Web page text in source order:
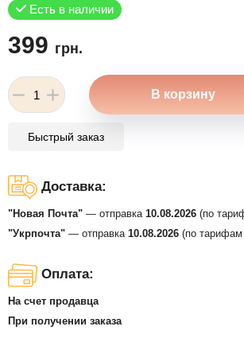
Есть в наличии
399 грн.
Быстрый заказ
Доставка:
"Новая Почта" — отправка 10.08.2026 (по
"Укрпочта" — отправка 10.08.2026 (по тарифам
Оплата:
На счет продавца
При получении заказа